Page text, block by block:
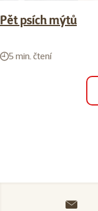
Pět psích mýtů
5 min. čtení